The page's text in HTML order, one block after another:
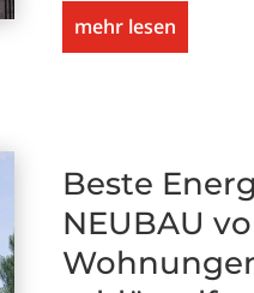
mehr lesen
Beste
NEUBAU